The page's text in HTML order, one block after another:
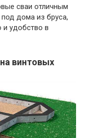
сваи отличным
дома из бруса,
удобство в
винтовых